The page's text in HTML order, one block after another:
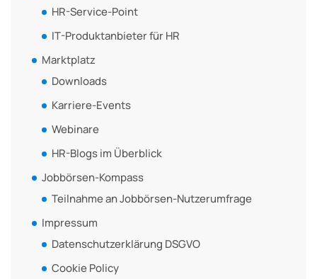
HR-Service-Point
IT-Produktanbieter für HR
Marktplatz
Downloads
Karriere-Events
Webinare
HR-Blogs im Überblick
Jobbörsen-Kompass
Teilnahme an Jobbörsen-Nutzerumfrage
Impressum
Datenschutzerklärung DSGVO
Cookie Policy